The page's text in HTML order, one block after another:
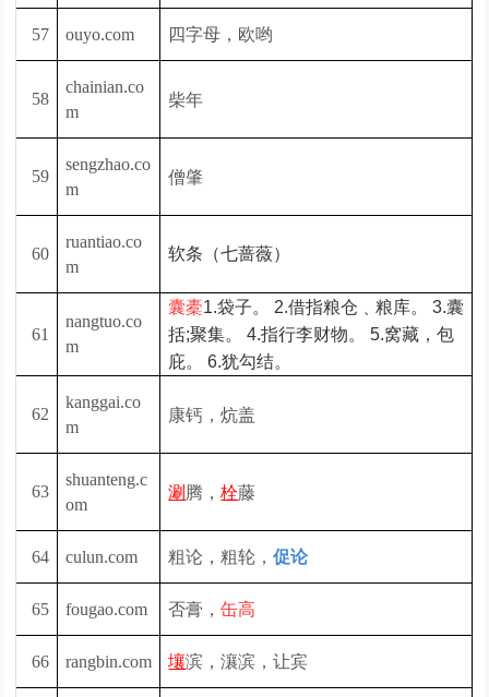
57 ouyo.com 四字母，欧哟
58
chainian.co
m
柴年
59
sengzhao.co
m
僧肇
60
ruantiao.co
m
软条（七蔷薇）
61
nangtuo.co
m
囊橐1.袋子。 2.借指粮仓﹑粮库。 3.囊
括;聚集。 4.指行李财物。 5.窝藏，包
庇。 6.犹勾结。
62
kanggai.co
m
康钙，炕盖
63
shuanteng.c
om
涮 腾，栓藤
64 culun.com 粗论，粗轮，促论
65 fougao.com 否膏，缶高
66 rangbin.com 壤滨，瀼滨，让宾